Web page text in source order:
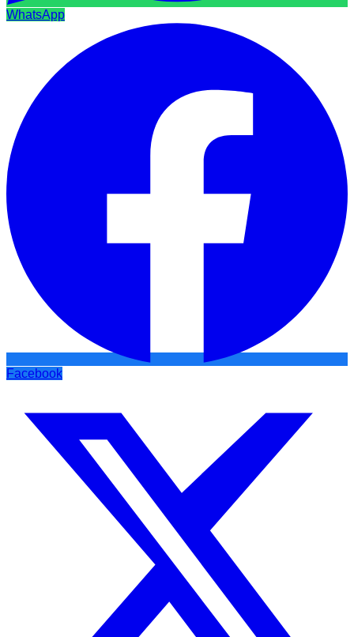
WhatsApp
Facebook